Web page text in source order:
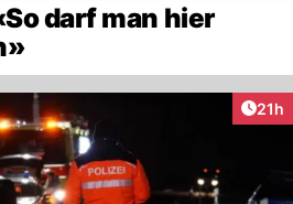
darf man hier
21h